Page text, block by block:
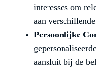
interesses om
aan
Persoonlijke
aansluit bij de